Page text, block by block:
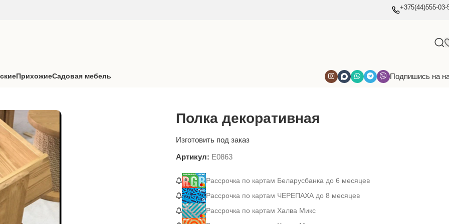
+375(44)555-03-
ПрихожиеСадовая мебель
Подпишись на
Полка декоративная
Изготовить под заказ
Артикул: E0863
Рассрочка по картам Беларусбанка до 6 месяцев
Рассрочка по картам ЧЕРЕПАХА до 8 месяцев
Рассрочка по картам Халва Микс